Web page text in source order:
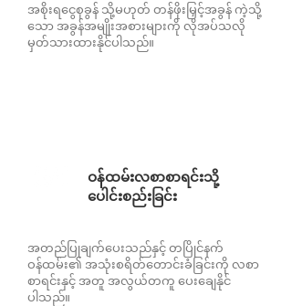
အစိုးရငွေစုခွန် သို့မဟုတ် တန်ဖိုးမြှင့်အခွန် ကဲ့သို့
သော အခွန်အမျိုးအစားများကို လိုအပ်သလို
မှတ်သားထားနိုင်ပါသည်။
ဝန်ထမ်းလစာစာရင်းသို့
ပေါင်းစည်းခြင်း
အတည်ပြုချက်ပေးသည်နှင့် တပြိုင်နက်
ဝန်ထမ်း၏ အသုံးစရိတ်တောင်းခံခြင်းကို လစာ
စာရင်းနှင့် အတူ အလွယ်တကူ ပေးချေနိုင်
ပါသည်။